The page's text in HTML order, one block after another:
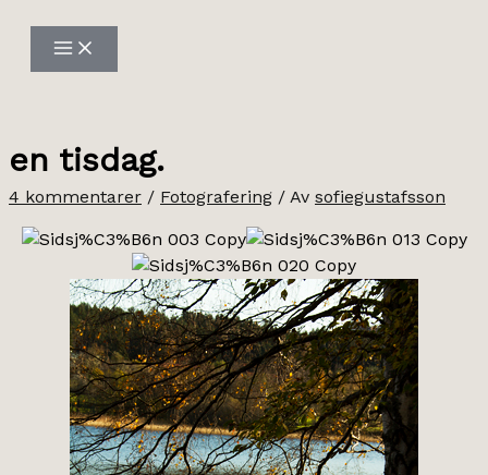
innehåll
en tisdag.
4 kommentarer / Fotografering / Av sofiegustafsson